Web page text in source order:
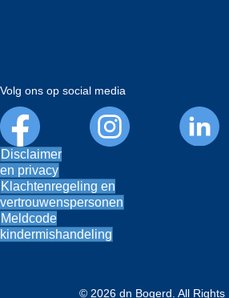
Volg ons op social media
Disclaimer
en privacy
Klachtenregeling en
vertrouwenspersonen
Meldcode
kindermishandeling
© 2026 dn Bogerd. All Rights